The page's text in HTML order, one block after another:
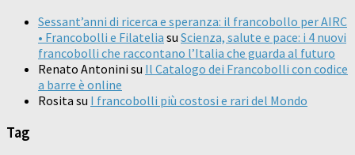
Sessant’anni di ricerca e speranza: il francobollo per AIRC
• Francobolli e Filatelia su Scienza, salute e pace: i 4 nuovi
francobolli che raccontano l’Italia che guarda al futuro
Renato Antonini su Il Catalogo dei Francobolli con codice
a barre è online
Rosita su I francobolli più costosi e rari del Mondo
Tag